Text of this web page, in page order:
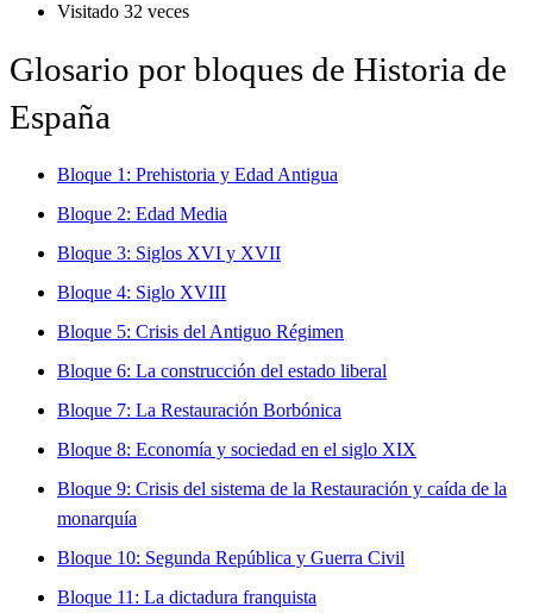
Visitado 32 veces
Glosario por bloques de Historia de
España
Bloque 1: Prehistoria y Edad Antigua
Bloque 2: Edad Media
Bloque 3: Siglos XVI y XVII
Bloque 4: Siglo XVIII
Bloque 5: Crisis del Antiguo Régimen
Bloque 6: La construcción del estado liberal
Bloque 7: La Restauración Borbónica
Bloque 8: Economía y sociedad en el siglo XIX
Bloque 9: Crisis del sistema de la Restauración y caída de la
monarquía
Bloque 10: Segunda República y Guerra Civil
Bloque 11: La dictadura franquista